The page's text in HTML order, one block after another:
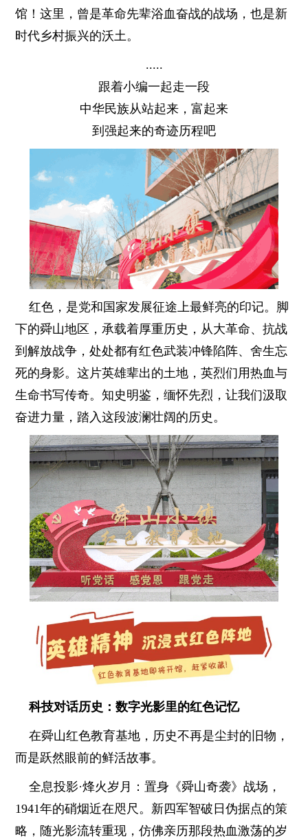
馆！这里，曾是革命先辈浴血奋战的战场，也是新
时代乡村振兴的沃土。
.....
跟着小编一起走一段
中华民族从站起来，富起来
到强起来的奇迹历程吧
红色，是党和国家发展征途上最鲜亮的印记。脚
下的舜山地区，承载着厚重历史，从大革命、抗战
到解放战争，处处都有红色武装冲锋陷阵、舍生忘
死的身影。这片英雄辈出的土地，英烈们用热血与
生命书写传奇。知史明鉴，缅怀先烈，让我们汲取
奋进力量，踏入这段波澜壮阔的历史。
科技对话历史：数字光影里的红色记忆
在舜山红色教育基地，历史不再是尘封的旧物，
而是跃然眼前的鲜活故事。
全息投影·烽火岁月：置身《舜山奇袭》战场，
1941年的硝烟近在咫尺。新四军智破日伪据点的策
略，随光影流转重现，仿佛亲历那段热血激荡的岁